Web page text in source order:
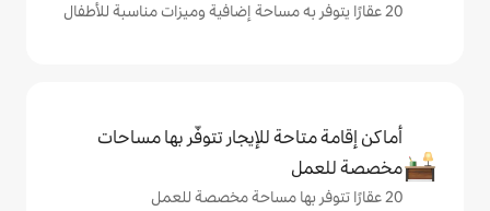
للإيجار تتوفّر بها مساحات